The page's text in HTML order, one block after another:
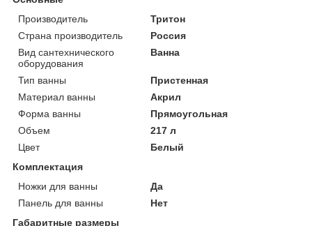
Производитель
Тритон
Страна производитель
Россия
Вид сантехнического
оборудования
Ванна
Тип ванны
Пристенная
Материал ванны
Акрил
Форма ванны
Прямоугольная
Объем
217 л
Цвет
Белый
Комплектация
Ножки для ванны
Да
Панель для ванны
Нет
Габаритные размеры